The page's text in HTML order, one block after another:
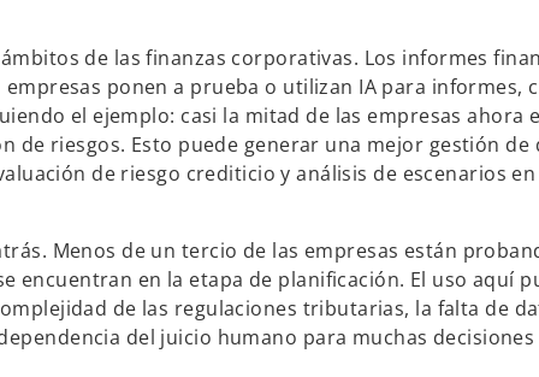
de las finanzas corporativas. Los informes
ponen a prueba o utilizan IA para informes,
el ejemplo: casi la mitad de las empresas ahora
de riesgos. Esto puede generar una mejor gestión de
de riesgo crediticio y análisis de escenarios
Menos de un tercio de las empresas están
encuentran en la etapa de planificación. El uso aquí
de las regulaciones tributarias, la falta de
del juicio humano para muchas decisiones